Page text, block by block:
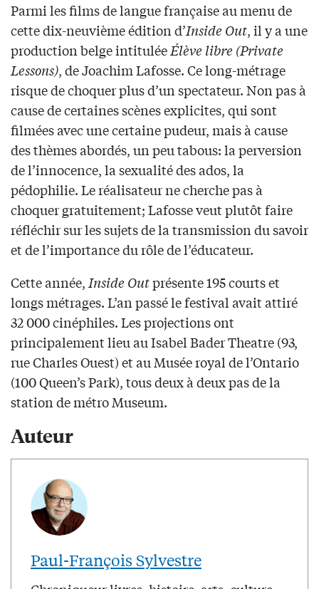
Parmi les films de langue française au menu de
cette dix-neuvième édition d’Inside Out, il y a une
production belge intituléeÉlève libre (Private
Lessons), de Joachim Lafosse. Ce long-métrage
risque de choquer plus d’un spectateur. Non pas à
cause de certaines scènes explicites, qui sont
filmées avec une certaine pudeur, mais à cause
des thèmes abordés, un peu tabous: la perversion
de l’innocence, la sexualité des ados, la
pédophilie. Le réalisateur ne cherche pas à
choquer gratuitement; Lafosse veut plutôt faire
réfléchir sur les sujets de la transmission du savoir
et de l’importance du rôle de l’éducateur.
Cette année,Inside Outprésente 195 courts et
longs métrages. L’an passé le festival avait attiré
32 000 cinéphiles. Les projections ont
principalement lieu au Isabel Bader Theatre (93,
rue Charles Ouest) et au Musée royal de l’Ontario
(100 Queen’s Park), tous deux à deux pas de la
station de métro Museum.
Auteur
Paul-François Sylvestre